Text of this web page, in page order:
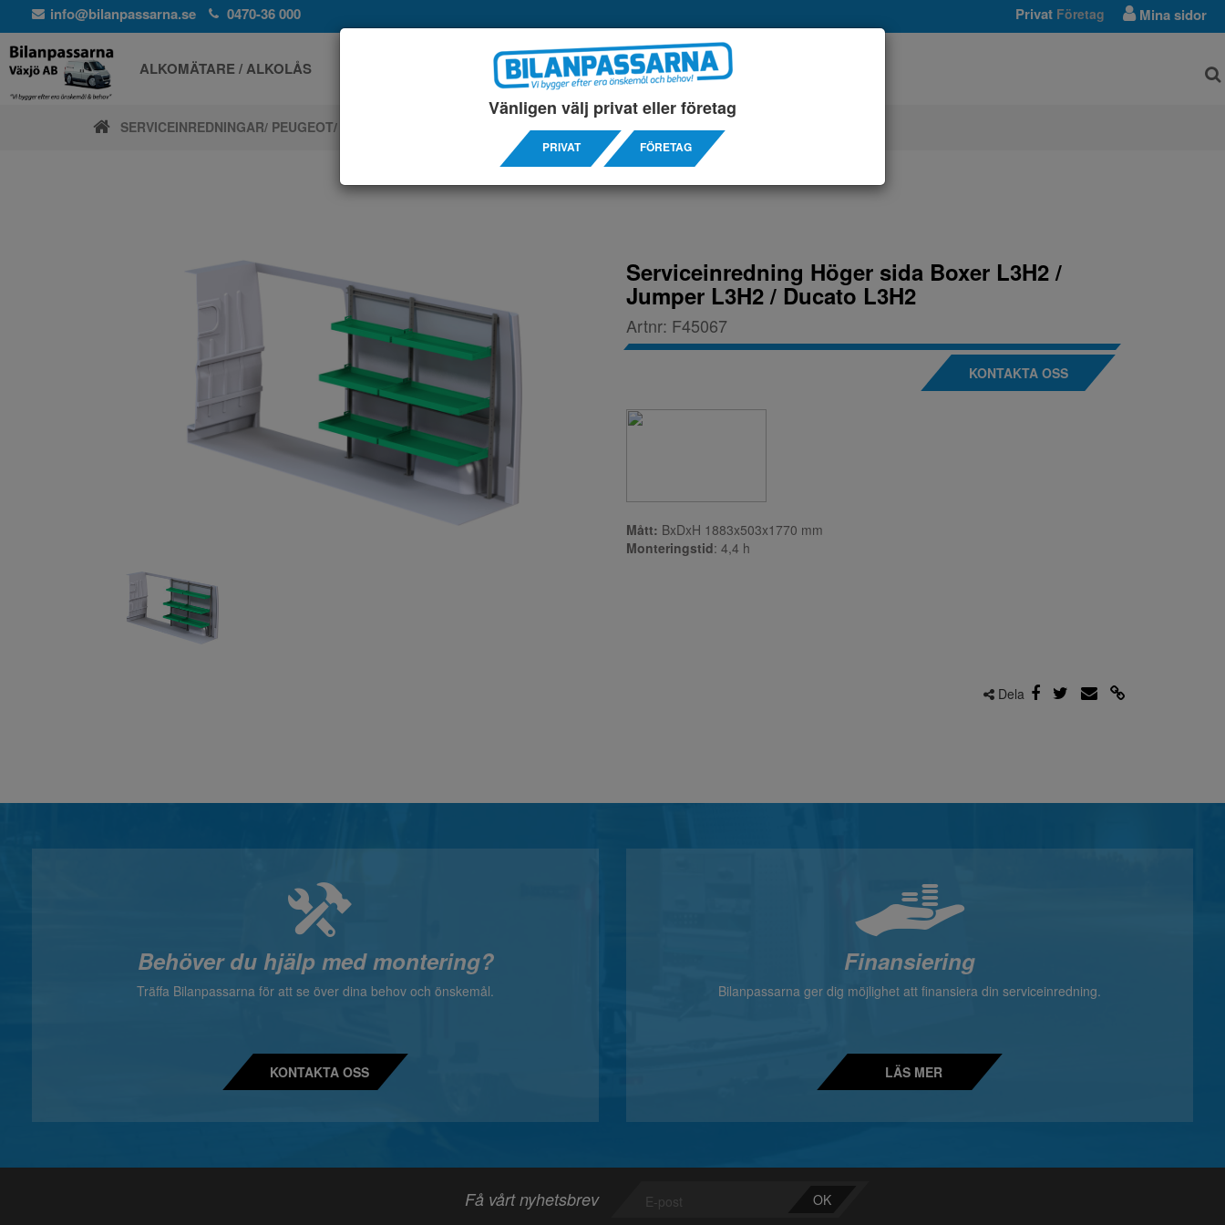
info@bilanpassarna.se 0470-36 000 Mina sidor
Privat Företag
ALKOMÄTARE / ALKOLÅS SERVICEINREDNINGAR TILLBEHÖRS ARTIKLAR
SERVICEINREDNINGAR/ PEUGEOT/ BOXER L3H2
Serviceinredning Höger sida Boxer L3H2 /
Jumper L3H2 / Ducato L3H2
Artnr: F45067
KONTAKTA OSS
Mått: BxDxH 1883x503x1770 mm
Monteringstid: 4,4 h
Dela
Behöver du hjälp med montering?
Träffa Bilanpassarna för att se över dina behov och önskemål.
KONTAKTA OSS
Finansiering
Bilanpassarna ger dig möjlighet att finansiera din serviceinredning.
LÄS MER
Få vårt nyhetsbrev OK
Vänligen välj privat eller företag
PRIVAT FÖRETAG